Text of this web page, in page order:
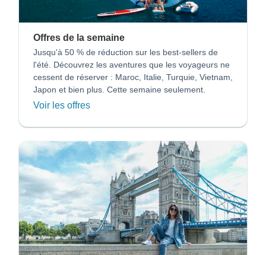
Offres de la semaine
Jusqu'à 50 % de réduction sur les best-sellers de
l'été. Découvrez les aventures que les voyageurs ne
cessent de réserver : Maroc, Italie, Turquie, Vietnam,
Japon et bien plus. Cette semaine seulement.
Voir les offres